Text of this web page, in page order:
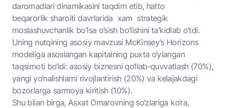
daromadlari dinamikasini taqdim etib, hatto
beqarorlik sharoiti davrlarida xam strategik
moslashuvchanlik bo’lsa o’sish bo’lishini ta’kidlab o’tdi.
Uning nutqining asosiy mavzusi McKinsey’s Horizons
modeliga asoslangan kapitalning puxta o‘ylangan
taqsimoti bo‘ldi: asosiy biznesni qo‘llab-quvvatlash (70%),
yangi yo‘nalishlarni rivojlantirish (20%) va kelajakdagi
bozorlarga sarmoya kiritish (10%).
Shu bilan birga, Asxat Omarovning so‘zlariga ko‘ra,